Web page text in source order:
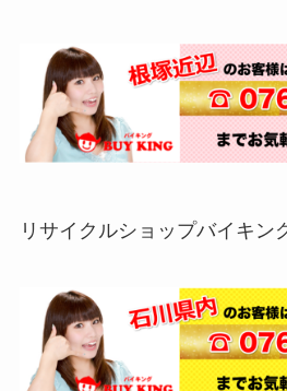
リサイクルショップバイキン